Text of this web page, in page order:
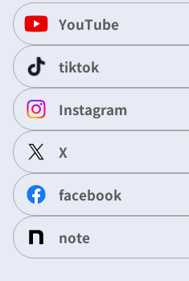
YouTube
tiktok
Instagram
X
facebook
note